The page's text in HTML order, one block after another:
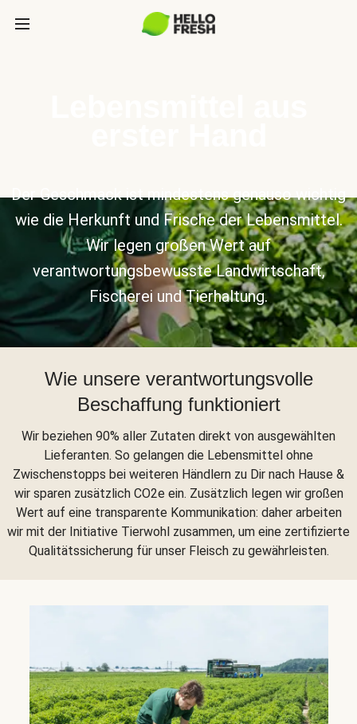
Der Geschmack ist mindestens genauso wichtig
wie die Herkunft und Frische der Lebensmittel.
Wir legen großen Wert auf
verantwortungsbewusste Landwirtschaft,
Fischerei und Tierhaltung.
Wie unsere verantwortungsvolle
Beschaffung funktioniert
Wir beziehen 90% aller Zutaten direkt von ausgewählten
Lieferanten. So gelangen die Lebensmittel ohne
Zwischenstopps bei weiteren Händlern zu Dir nach Hause &
wir sparen zusätzlich CO2e ein. Zusätzlich legen wir großen
Wert auf eine transparente Kommunikation: daher arbeiten
wir mit der Initiative Tierwohl zusammen, um eine zertifizierte
Qualitätssicherung für unser Fleisch zu gewährleisten.